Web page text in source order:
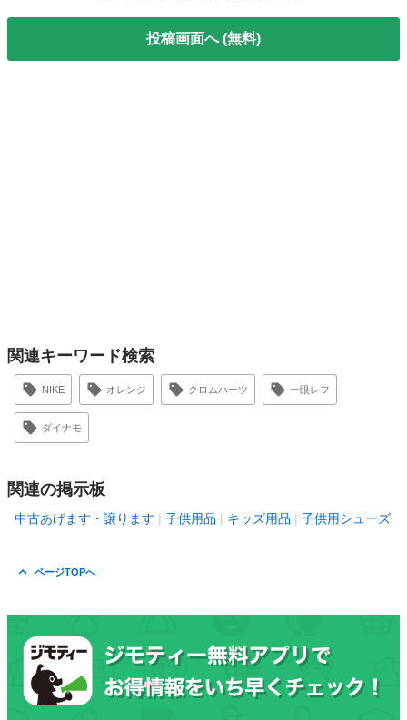
投稿画面へ (無料)
関連キーワード検索
NIKE オレンジ クロムハーツ 一眼レフ
ダイナモ
関連の掲示板
中古あげます・譲ります 子供用品 キッズ用品 子供用シューズ
ページTOPへ